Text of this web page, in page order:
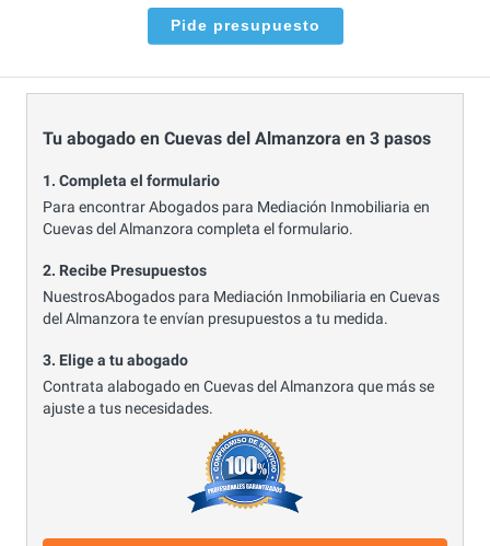
Pide presupuesto
Tu abogado en Cuevas del Almanzora en 3 pasos
1. Completa el formulario
Para encontrar Abogados para Mediación Inmobiliaria en
Cuevas del Almanzora completa el formulario.
2. Recibe Presupuestos
NuestrosAbogados para Mediación Inmobiliaria en Cuevas
del Almanzora te envían presupuestos a tu medida.
3. Elige a tu abogado
Contrata alabogado en Cuevas del Almanzora que más se
ajuste a tus necesidades.